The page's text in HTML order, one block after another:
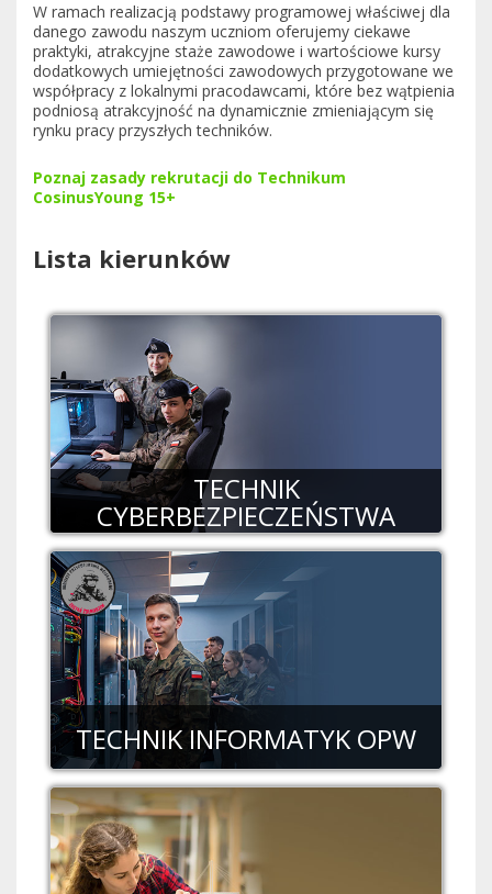
W ramach realizacją podstawy programowej właściwej dla
danego zawodu naszym uczniom oferujemy ciekawe
praktyki, atrakcyjne staże zawodowe i wartościowe kursy
dodatkowych umiejętności zawodowych przygotowane we
współpracy z lokalnymi pracodawcami, które bez wątpienia
podniosą atrakcyjność na dynamicznie zmieniającym się
rynku pracy przyszłych techników.
Poznaj zasady rekrutacji do Technikum
CosinusYoung 15+
Lista kierunków
TECHNIK
CYBERBEZPIECZEŃSTWA
TECHNIK INFORMATYK OPW